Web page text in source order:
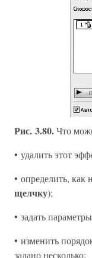
Рис. 3.80.Что
• удалить этот
• определить, как
щелчку);
• задать
• изменить
задано несколько;